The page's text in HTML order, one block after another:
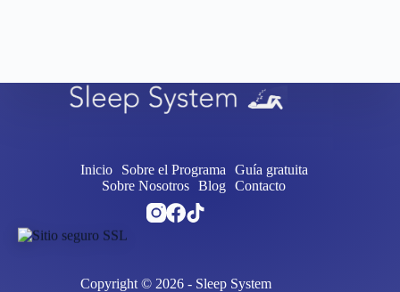
Inicio Sobre el Programa
Guía gratuita
Sobre Nosotros Blog Contacto
Copyright © 2026 - Sleep System